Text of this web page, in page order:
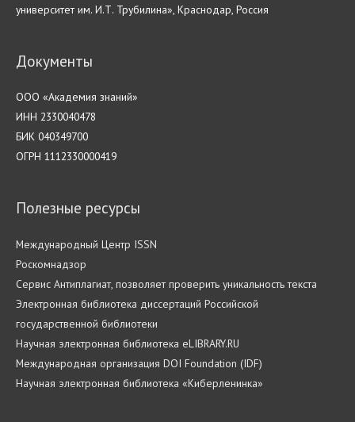
университет им. И.Т. Трубилина», Краснодар, Россия
Документы
ООО «Академия знаний»
ИНН 2330040478
БИК 040349700
ОГРН 1112330000419
Полезные ресурсы
Международный Центр ISSN
Роскомнадзор
Cервис Антиплагиат, позволяет проверить уникальность текста
Электронная библиотека диссертаций Российской
государственной библиотеки
Научная электронная библиотека eLIBRARY.RU
Международная организация DOI Foundation (IDF)
Научная электронная библиотека «Киберленинка»